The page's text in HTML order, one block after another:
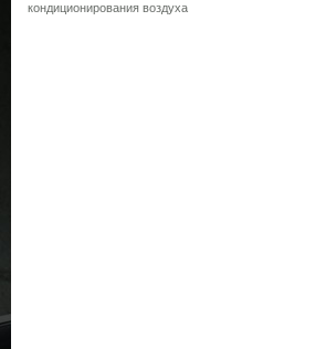
кондиционирования воздуха